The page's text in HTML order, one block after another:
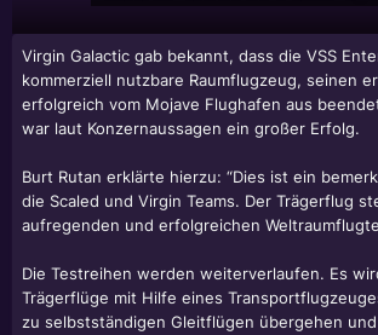
Virgin Galactic gab bekannt, dass die VSS
kommerziell nutzbare Raumflugzeug, seinen
erfolgreich vom Mojave Flughafen aus
war laut Konzernaussagen ein großer Erfolg.
Burt Rutan erklärte hierzu: “Dies ist ein
die Scaled und Virgin Teams. Der Trägerflug
aufregenden und erfolgreichen
Die Testreihen werden weiterverlaufen. Es
Trägerflüge mit Hilfe eines
zu selbstständigen Gleitflügen übergehen